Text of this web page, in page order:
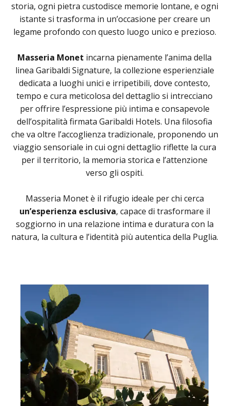
storia, ogni pietra custodisce memorie lontane, e ogni
istante si trasforma in un’occasione per creare un
legame profondo con questo luogo unico e prezioso.
Masseria Monet incarna pienamente l’anima della
linea Garibaldi Signature, la collezione esperienziale
dedicata a luoghi unici e irripetibili, dove contesto,
tempo e cura meticolosa del dettaglio si intrecciano
per offrire l’espressione più intima e consapevole
dell’ospitalità firmata Garibaldi Hotels. Una filosofia
che va oltre l’accoglienza tradizionale, proponendo un
viaggio sensoriale in cui ogni dettaglio riflette la cura
per il territorio, la memoria storica e l’attenzione
verso gli ospiti.
Masseria Monet è il rifugio ideale per chi cerca
un’esperienza esclusiva, capace di trasformare il
soggiorno in una relazione intima e duratura con la
natura, la cultura e l’identità più autentica della Puglia.